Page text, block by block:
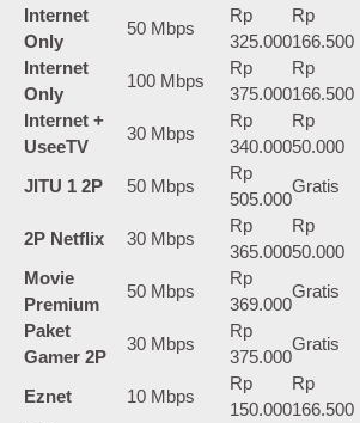
Internet
Only
50 Mbps
Rp
325.000
Rp
166.500
Internet
Only
100 Mbps
Rp
375.000
Rp
166.500
Internet +
UseeTV
30 Mbps
Rp
340.000
Rp
50.000
JITU 1 2P
50 Mbps
Rp
505.000
Gratis
2P Netflix
30 Mbps
Rp
365.000
Rp
50.000
Movie
Premium
50 Mbps
Rp
369.000
Gratis
Paket
Gamer 2P
30 Mbps
Rp
375.000
Gratis
Eznet
10 Mbps
Rp
150.000
Rp
166.500